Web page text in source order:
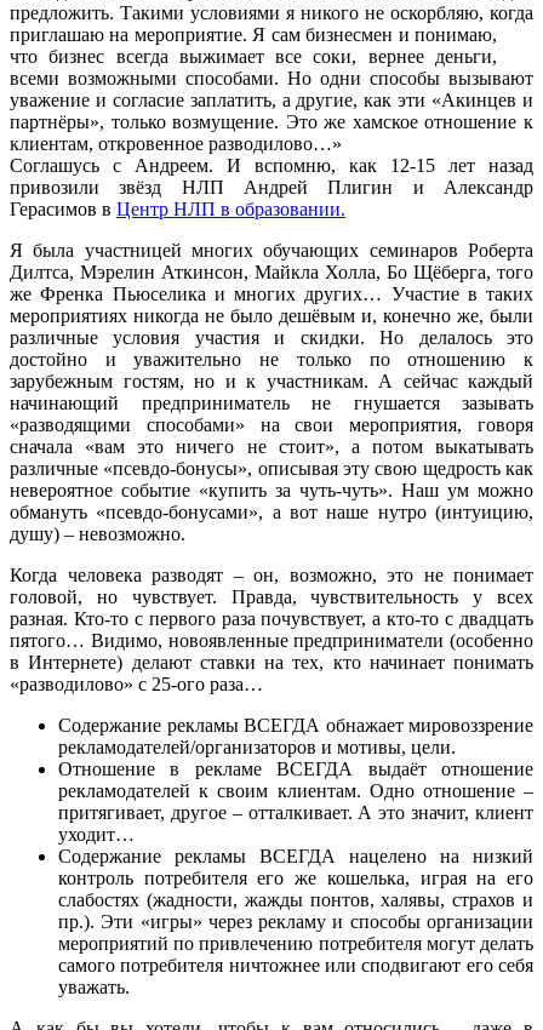
предложить. Такими условиями я никого не оскорбляю, когда
приглашаю на мероприятие. Я сам бизнесмен и понимаю,
что бизнес всегда выжимает все соки, вернее деньги,
всеми возможными способами. Но одни способы вызывают
уважение и согласие заплатить, а другие, как эти «Акинцев и
партнёры», только возмущение. Это же хамское отношение к
клиентам, откровенное разводилово…»
Соглашусь с Андреем. И вспомню, как 12-15 лет назад
привозили звёзд НЛП Андрей Плигин и Александр
Герасимов в Центр НЛП в образовании.
Я была участницей многих обучающих семинаров Роберта
Дилтса, Мэрелин Аткинсон, Майкла Холла, Бо Щёберга, того
же Френка Пьюселика и многих других… Участие в таких
мероприятиях никогда не было дешёвым и, конечно же, были
различные условия участия и скидки. Но делалось это
достойно и уважительно не только по отношению к
зарубежным гостям, но и к участникам. А сейчас каждый
начинающий предприниматель не гнушается зазывать
«разводящими способами» на свои мероприятия, говоря
сначала «вам это ничего не стоит», а потом выкатывать
различные «псевдо-бонусы», описывая эту свою щедрость как
невероятное событие «купить за чуть-чуть». Наш ум можно
обмануть «псевдо-бонусами», а вот наше нутро (интуицию,
душу) – невозможно.
Когда человека разводят – он, возможно, это не понимает
головой, но чувствует. Правда, чувствительность у всех
разная. Кто-то с первого раза почувствует, а кто-то с двадцать
пятого… Видимо, новоявленные предприниматели (особенно
в Интернете) делают ставки на тех, кто начинает понимать
«разводилово» с 25-ого раза…
Содержание рекламы ВСЕГДА обнажает мировоззрение
рекламодателей/организаторов и мотивы, цели.
Отношение в рекламе ВСЕГДА выдаёт отношение
рекламодателей к своим клиентам. Одно отношение –
притягивает, другое – отталкивает. А это значит, клиент
уходит…
Содержание рекламы ВСЕГДА нацелено на низкий
контроль потребителя его же кошелька, играя на его
слабостях (жадности, жажды понтов, халявы, страхов и
пр.). Эти «игры» через рекламу и способы организации
мероприятий по привлечению потребителя могут делать
самого потребителя ничтожнее или сподвигают его себя
уважать.